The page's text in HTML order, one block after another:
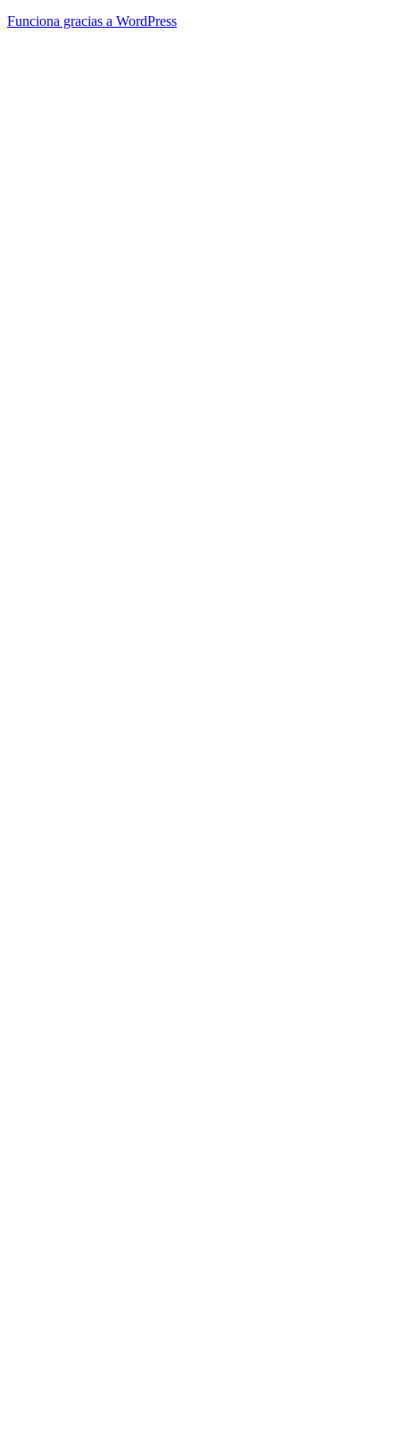
Funciona gracias a WordPress